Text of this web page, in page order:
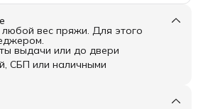
вес пряжи. Для этого
выдачи или до двери
СБП или наличными